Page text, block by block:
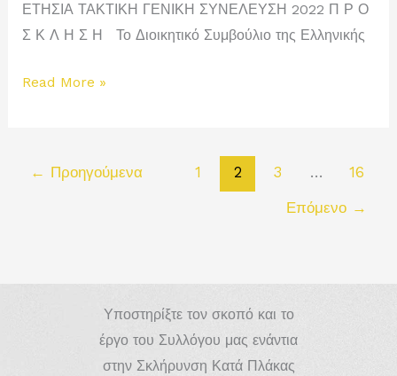
ΕΤΗΣΙΑ ΤΑΚΤΙΚΗ ΓΕΝΙΚΗ ΣΥΝΕΛΕΥΣΗ 2022 Π Ρ Ο
Σ Κ Λ Η Σ Η Το Διοικητικό Συμβούλιο της Ελληνικής
Πρόσκληση
ΕΕΑΣΚΠ
Read More »
← Προηγούμενα 1 2 3 …
16
Επόμενο →
Υποστηρίξτε τον σκοπό και το
έργο του Συλλόγου μας ενάντια
στην Σκλήρυνση Κατά Πλάκας